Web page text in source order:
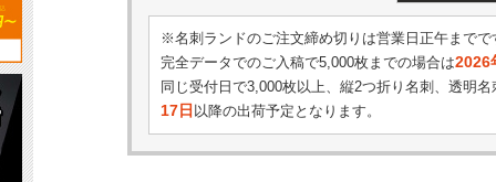
※名刺ランドのご注文締め切りは営業日正午までで
完全データでのご入稿で5,000枚までの場合は2026
同じ受付日で3,000枚以上、縦2つ折り名刺、透明名
17日 以降の出荷予定となります。